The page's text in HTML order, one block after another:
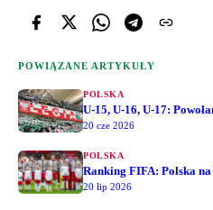
POWIĄZANE ARTYKUŁY
POLSKA
U-15, U-16, U-17:
20 cze 2026
POLSKA
Ranking FIFA: Polska
20 lip 2026